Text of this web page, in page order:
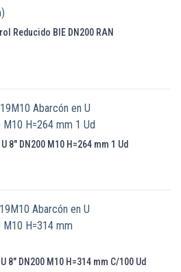
Reducido BIE DN200 RAN
8″ DN200 M10 H=264 mm 1 Ud
8″ DN200 M10 H=314 mm C/100 Ud